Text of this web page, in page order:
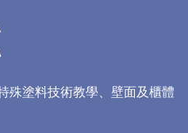
殊塗料技術教學、壁面及櫃體